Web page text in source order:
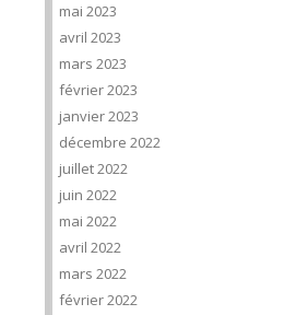
mai 2023
avril 2023
mars 2023
février 2023
janvier 2023
décembre 2022
juillet 2022
juin 2022
mai 2022
avril 2022
mars 2022
février 2022